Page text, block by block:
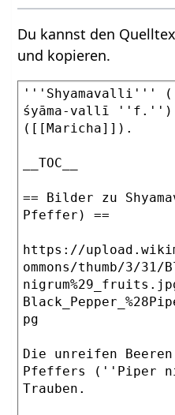
Du kannst den
und kopieren.